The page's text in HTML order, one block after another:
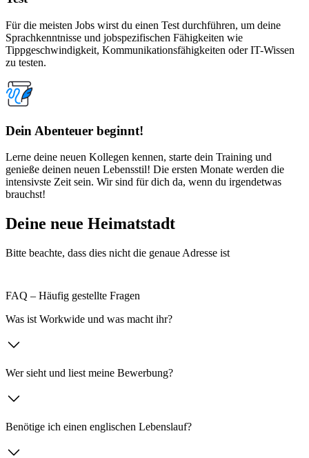
Für die meisten Jobs wirst du einen Test durchführen, um deine
Sprachkenntnisse und jobspezifischen Fähigkeiten wie
Tippgeschwindigkeit, Kommunikationsfähigkeiten oder IT-Wissen
zu testen.
Dein Abenteuer beginnt!
Lerne deine neuen Kollegen kennen, starte dein Training und
genieße deinen neuen Lebensstil! Die ersten Monate werden die
intensivste Zeit sein. Wir sind für dich da, wenn du irgendetwas
brauchst!
Deine neue Heimatstadt
Bitte beachte, dass dies nicht die genaue Adresse ist
FAQ – Häufig gestellte Fragen
Was ist Workwide und was macht ihr?
Wer sieht und liest meine Bewerbung?
Benötige ich einen englischen Lebenslauf?